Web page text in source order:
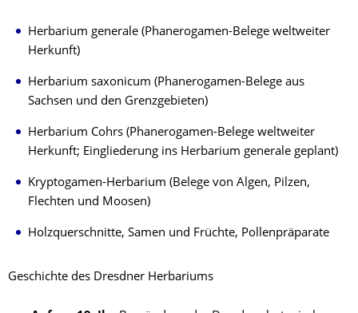
Herbarium generale (Phanerogamen-Belege weltweiter
Herkunft)
Herbarium saxonicum (Phanerogamen-Belege aus
Sachsen und den Grenzgebieten)
Herbarium Cohrs (Phanerogamen-Belege weltweiter
Herkunft; Eingliederung ins Herbarium generale geplant)
Kryptogamen-Herbarium (Belege von Algen, Pilzen,
Flechten und Moosen)
Holzquerschnitte, Samen und Früchte, Pollenpräparate
Geschichte des Dresdner Herbariums